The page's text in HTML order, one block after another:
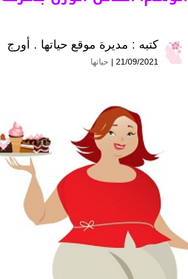
كتبه : مديرة موقع حياتها . أورج
21/09/2021 | حياتها